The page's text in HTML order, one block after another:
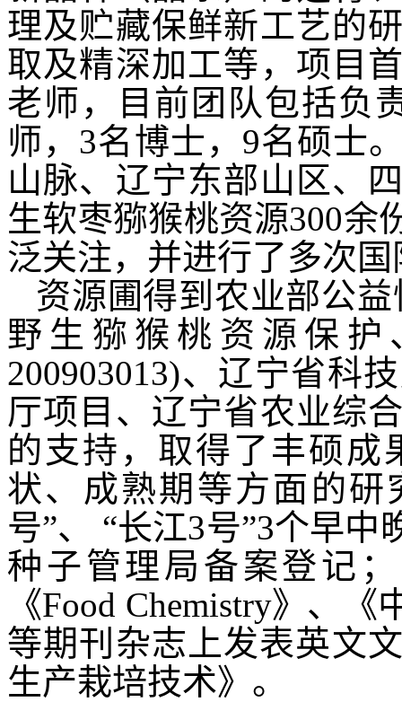
理及贮藏保鲜新工艺的
取及精深加工等，项目
老师 ，目前 团队包括负
师， 3名博士， 9名硕士
山脉、辽宁东部山区、
生软枣猕猴桃资源300余
泛关注，并进行了多次
资源圃得到农业部公
野生猕猴桃资源保
200903013)、辽宁省科
厅项目、辽宁省农业综
的支持 ， 取得了丰硕成
状、成熟期等方面的研
号”、 “长江3号”3个早
种子管理局备案登记
《Food Chemistry》、
等期刊杂志上发表英文
生产栽培技术》。